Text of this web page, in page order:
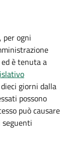
per ogni
è tenuta a
giorni dalla
possono
può causare